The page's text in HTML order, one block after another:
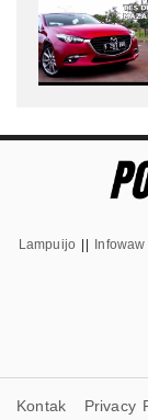
Lampuijo
Infowaw
Kontak Privacy